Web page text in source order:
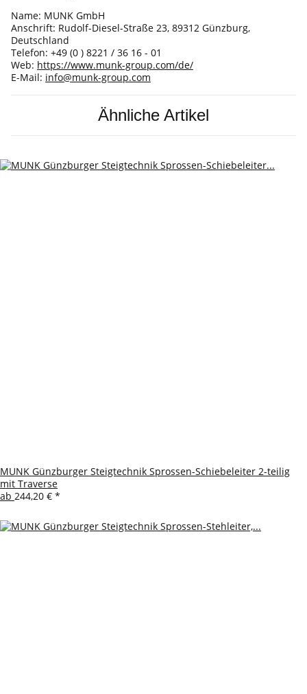
Name: MUNK GmbH
Anschrift: Rudolf-Diesel-Straße 23, 89312 Günzburg,
Deutschland
Telefon: +49 (0 ) 8221 / 36 16 - 01
Web: https://www.munk-group.com/de/
E-Mail: info@munk-group.com
Ähnliche Artikel
MUNK Günzburger Steigtechnik Sprossen-Schiebeleiter 2-teilig
mit Traverse
ab 244,20 € *